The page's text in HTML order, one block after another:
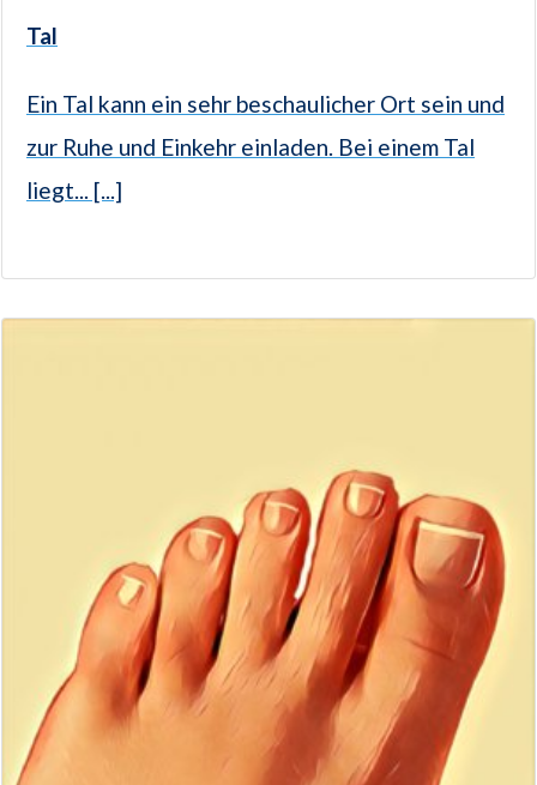
Tal
Ein Tal kann ein sehr beschaulicher Ort sein und
zur Ruhe und Einkehr einladen. Bei einem Tal
liegt... [...]